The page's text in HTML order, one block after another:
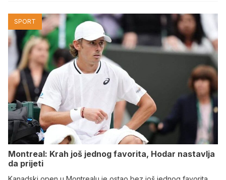
SPORT
Montreal: Krah još jednog favorita, Hodar nastavlja
da prijeti